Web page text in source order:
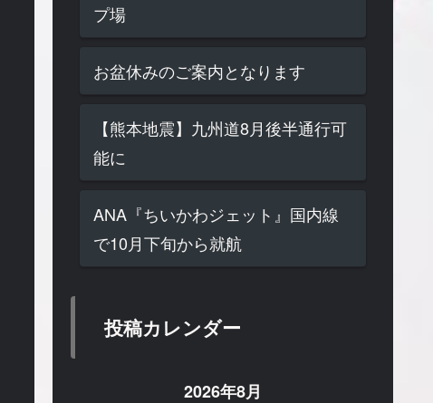
プ場
お盆休みのご案内となります
【熊本地震】九州道8月後半通行可
能に
ANA『ちいかわジェット』国内線
で10月下旬から就航
投稿カレンダー
2026年8月